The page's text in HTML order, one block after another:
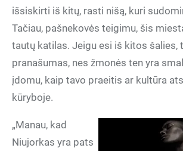
išsiskirti iš kitų, rasti nišą, kuri
Tačiau, pašnekovės teigimu, šis
tautų katilas. Jeigu esi iš kitos šalies,
pranašumas, nes žmonės ten yra
įdomu, kaip tavo praeitis ar kultūra
kūryboje.
„Manau, kad
Niujorkas yra pats